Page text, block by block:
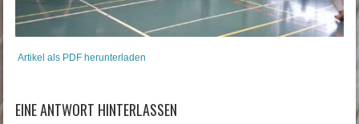
Artikel als PDF herunterladen
EINE ANTWORT HINTERLASSEN